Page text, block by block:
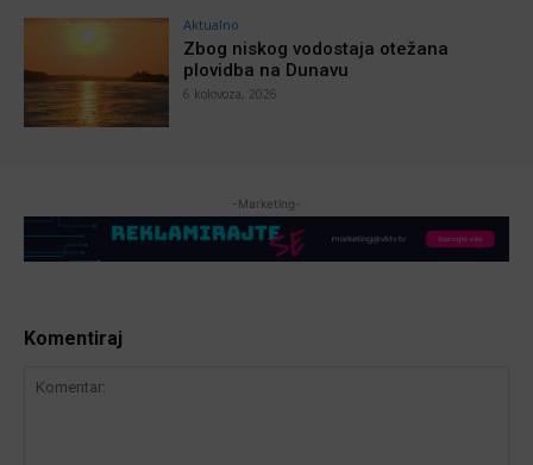
Aktualno
Zbog niskog vodostaja otežana
plovidba na Dunavu
6 kolovoza, 2026
-Marketing-
Komentiraj